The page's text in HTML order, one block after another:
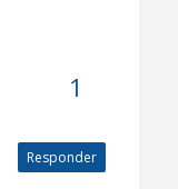
Responder